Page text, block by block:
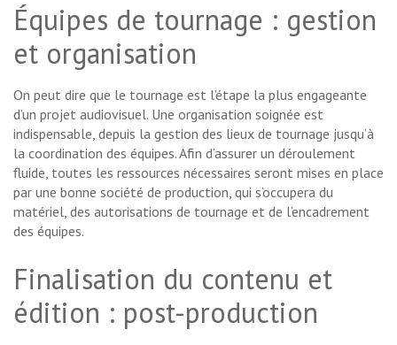
Équipes de tournage : gestion
et organisation
On peut dire que le tournage est l’étape la plus engageante
d’un projet audiovisuel. Une organisation soignée est
indispensable, depuis la gestion des lieux de tournage jusqu’à
la coordination des équipes. Afin d’assurer un déroulement
fluide, toutes les ressources nécessaires seront mises en place
par une bonne société de production, qui s’occupera du
matériel, des autorisations de tournage et de l’encadrement
des équipes.
Finalisation du contenu et
édition : post-production